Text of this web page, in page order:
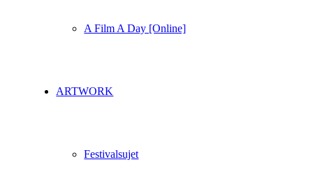
A Film A Day [Online]
ARTWORK
Festivalsujet